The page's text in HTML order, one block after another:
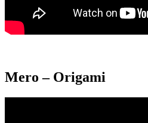
Mero – Origami